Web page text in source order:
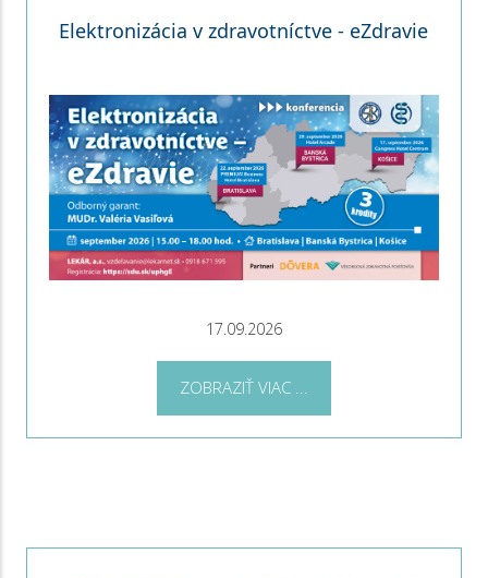
Elektronizácia v zdravotníctve - eZdravie
17.09.2026
ZOBRAZIŤ VIAC ...